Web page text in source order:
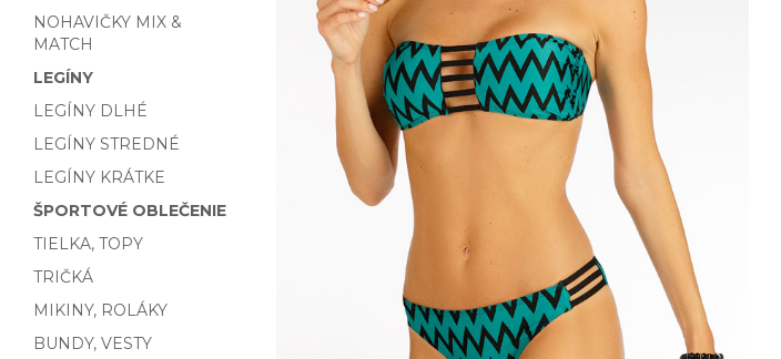
NOHAVIČKY MIX &
MATCH
LEGÍNY
LEGÍNY DLHÉ
LEGÍNY STREDNÉ
LEGÍNY KRÁTKE
ŠPORTOVÉ OBLEČENIE
TIELKA, TOPY
TRIČKÁ
MIKINY, ROLÁKY
BUNDY, VESTY